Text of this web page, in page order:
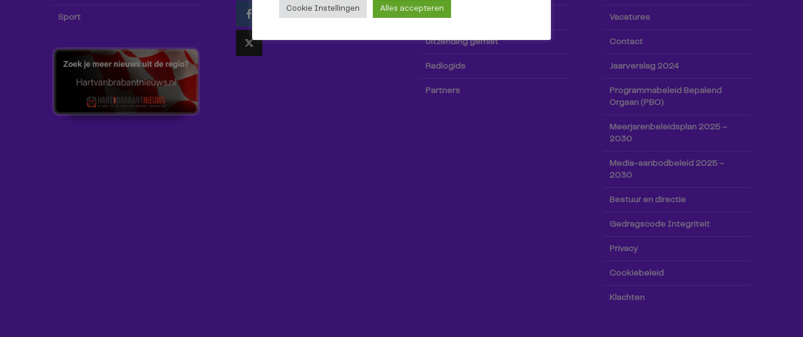
Sport TV-gids
Uitzending gemist
Radiogids
Partners
Vacatures
Contact
Jaarverslag 2024
Programmabeleid Bepalend
Orgaan (PBO)
Meerjarenbeleidsplan 2025 –
2030
Media-aanbodbeleid 2025 –
2030
Bestuur en directie
Gedragscode Integriteit
Privacy
Cookiebeleid
Klachten
Cookie Instellingen Alles accepteren